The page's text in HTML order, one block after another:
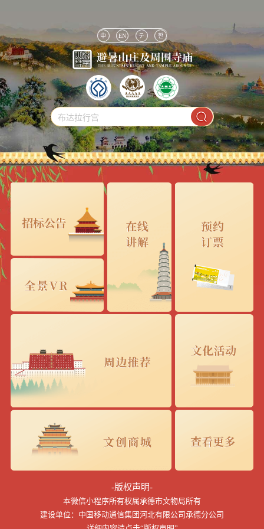
中 EN テ 한
布达拉行宫
-版权声明-
本微信小程序所有权属承德市文物局所有
建设单位：中国移动通信集团河北有限公司承德分公司